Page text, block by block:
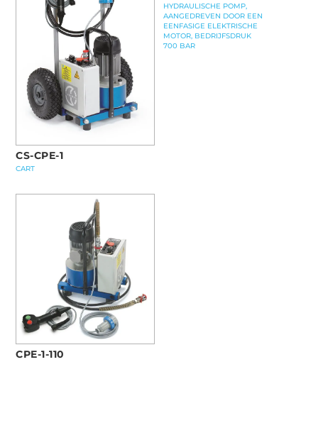
CS-CPE-1
CART
HYDRAULISCHE POMP,
AANGEDREVEN DOOR EEN
EENFASIGE ELEKTRISCHE
MOTOR, BEDRIJFSDRUK
700 BAR
CPE-1-110